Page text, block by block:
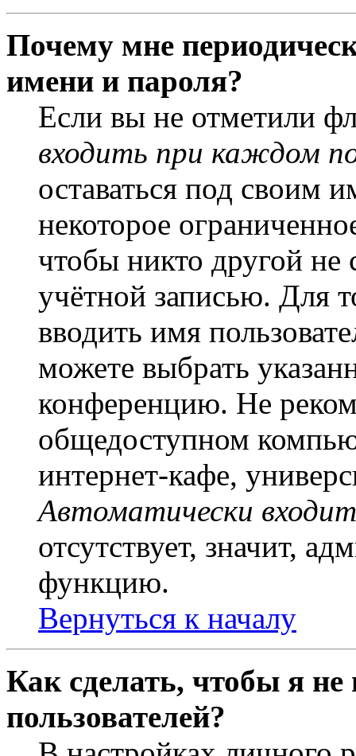
Почему мне
имени и пароля?
Если вы не отметили
входить при каждом
оставаться под своим
некоторое
чтобы никто другой не
учётной записью. Для
вводить имя
можете выбрать
конференцию. Не
общедоступном
интернет-кафе,
Автоматически
отсутствует, значит,
функцию.
Вернуться к началу
Как сделать, чтобы я
пользователей?